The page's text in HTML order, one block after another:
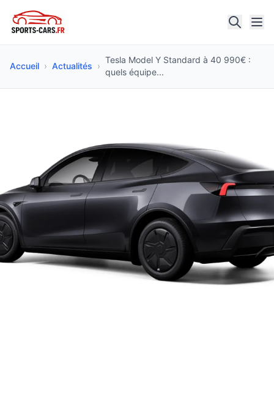
Accueil › Actualités ›
Tesla Model Y Standard à 40 990€ :
quels équipe...